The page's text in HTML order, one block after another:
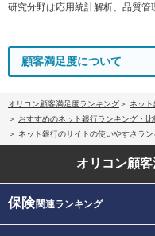
研究分野は応用統計解析、品質管
顧客満足度について
オリコン顧客満足度ランキング
ネット
おすすめのネット銀行ランキング・比
ネット銀行のサイトの使いやすさラ
オリコン顧
保険関連ランキング